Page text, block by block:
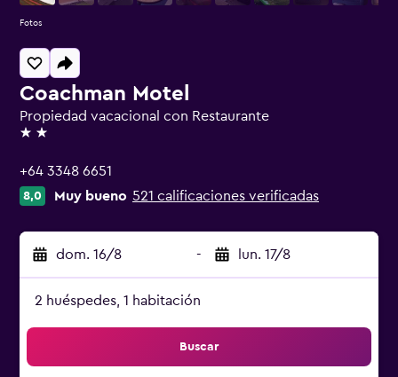
Coachman Motel
Propiedad vacacional con Restaurante
2 estrellas
+64 3348 6651
8,0 Muy bueno 521 calificaciones verificadas
dom. 16/8 - lun. 17/8
2 huéspedes, 1 habitación
Buscar
Fotos